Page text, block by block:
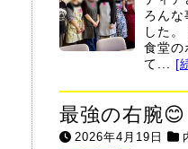
ろんな
した
食堂の
て... [
最強の右腕😊
2026年4月19日